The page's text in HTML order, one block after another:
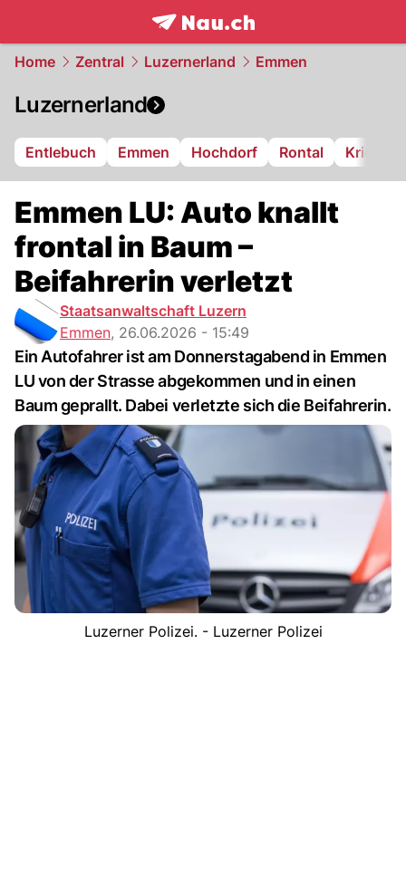
frontpage.NAU.ch
Home Zentral Luzernerland Emmen
Luzernerland
Entlebuch Emmen Hochdorf Rontal Kriens
Emmen LU: Auto knallt
frontal in Baum –
Beifahrerin verletzt
Staatsanwaltschaft Luzern
Emmen, 26.06.2026 - 15:49
Ein Autofahrer ist am Donnerstagabend in Emmen
LU von der Strasse abgekommen und in einen
Baum geprallt. Dabei verletzte sich die Beifahrerin.
Luzerner Polizei. - Luzerner Polizei